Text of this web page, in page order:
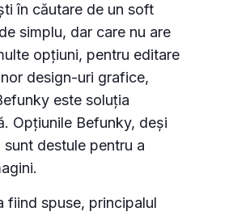
în căutare de un soft
simplu, dar care nu are
opțiuni, pentru editare
design-uri grafice,
este soluția
Opțiunile Befunky, deși
sunt destule pentru a
fiind spuse, principalul